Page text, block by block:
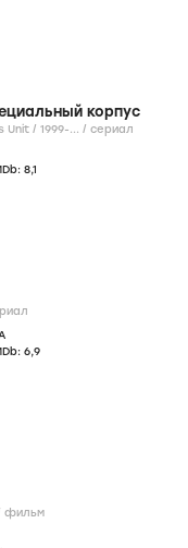
корпус
Law & Order: Special Victims Unit / 1999-... / сериал
8,1
6,9
фильм